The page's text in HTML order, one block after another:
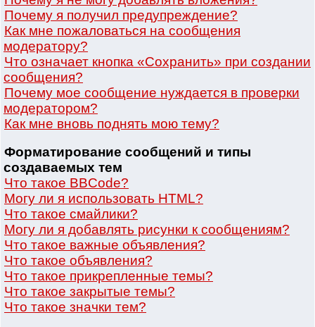
Почему я получил предупреждение?
Как мне пожаловаться на сообщения
модератору?
Что означает кнопка «Сохранить» при создании
сообщения?
Почему мое сообщение нуждается в проверки
модератором?
Как мне вновь поднять мою тему?
Форматирование сообщений и типы
создаваемых тем
Что такое BBCode?
Могу ли я использовать HTML?
Что такое смайлики?
Могу ли я добавлять рисунки к сообщениям?
Что такое важные объявления?
Что такое объявления?
Что такое прикрепленные темы?
Что такое закрытые темы?
Что такое значки тем?